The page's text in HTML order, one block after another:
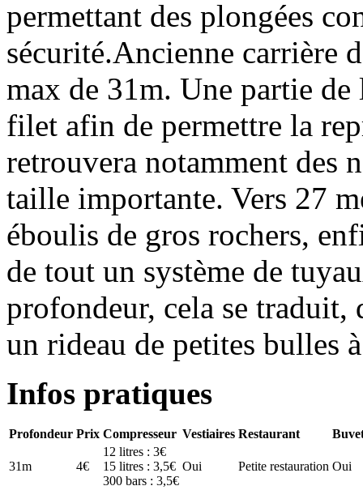
permettant des plongées
sécurité.Ancienne carrière
max de 31m. Une partie de
filet afin de permettre la
retrouvera notamment des
taille importante. Vers 27
éboulis de gros rochers,
de tout un système de
profondeur, cela se traduit,
un rideau de petites bulles
Infos pratiques
Profondeur Prix Compresseur Vestiaires Restaurant
31m 4€
12 litres : 3€
15 litres : 3,5€
300 bars : 3,5€
Oui Petite restauration Oui